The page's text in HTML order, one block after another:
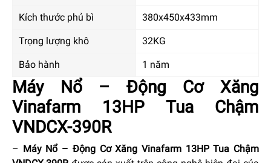
Kích thước phủ bì 380x450x433mm
Trọng lượng khô 32KG
Bảo hành 1 năm
Máy Nổ – Động Cơ Xăng
Vinafarm 13HP Tua Chậm
VNDCX-390R
– Máy Nổ – Động Cơ Xăng Vinafarm 13HP Tua Chậm